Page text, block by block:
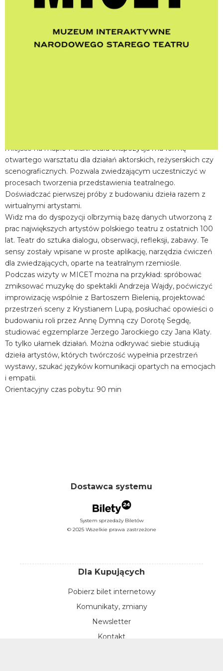
Kraków
data i godzina:
20.06.2026, g. 16:45
miejsce na mapie Polski. Stała ekspozycja ma formę
otwartego warsztatu dla działań aktorskich, reżyserskich czy
scenograficznych. Pozwala zwiedzającym uczestniczyć w
procesach tworzenia przedstawienia teatralnego.
Doświadczać pierwszej próby z budowaniu dzieła razem z
wirtualnymi artystami.
Widz ma do dyspozycji olbrzymią bazę danych utworzoną z
prac największych artystów polskiego teatru z ostatnich 100
lat. Teatr do sztuka dialogu, obserwacji, refleksji, zabawy. Te
sensy zostały wpisane w proste aplikację, narzędzia ćwiczeń
dla zwiedzających, oparte na teatralnym rzemiośle.
Podczas wizyty w MICET można na przykład: spróbować
zmiksować muzykę do spektakli Andrzeja Wajdy, poćwiczyć
improwizację wspólnie z Bartoszem Bielenią, projektować
przestrzeń sceny z Krystianem Lupą, posłuchać opowieści o
budowaniu roli przez Annę Dymną czy Dorotę Segdę,
studiować egzemplarze Jerzego Jarockiego czy Jana Klaty.
To tylko ułamek działań. Można odkrywać siebie studiują
dzieła artystów, których twórczość wypełnia przestrzeń
wystawy, szukać języków komunikacji opartych na emocjach
i empatii.
Orientacyjny czas pobytu: 90 min
Dostawca systemu
System sprzedaży Biletów
© 2025 Wszelkie prawa zastrzeżone
Dla Kupujących
Pobierz bilet internetowy
Komunikaty, zmiany
Newsletter
Kontakt